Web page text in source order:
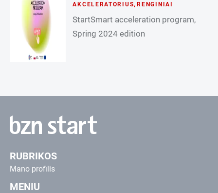
AKCELERATORIUS, RENGINIAI
StartSmart acceleration program,
Spring 2024 edition
RUBRIKOS
Mano profilis
MENIU